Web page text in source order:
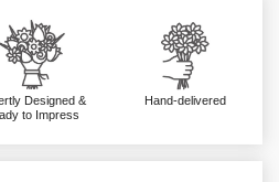
Designed &
to Impress
Hand-delivered